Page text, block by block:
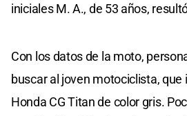
iniciales M. A., de 53 años,
Con los datos de la moto,
buscar al joven motociclista, que
Honda CG Titan de color gris.